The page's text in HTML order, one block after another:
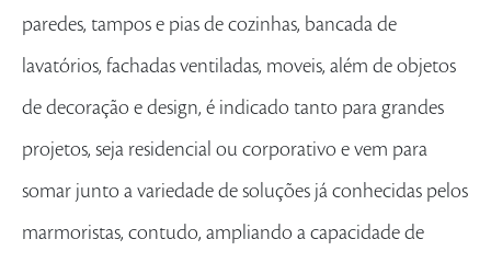
paredes, tampos e pias de cozinhas, bancada de
lavatórios, fachadas ventiladas, moveis, além de objetos
de decoração e design, é indicado tanto para grandes
projetos, seja residencial ou corporativo e vem para
somar junto a variedade de soluções já conhecidas pelos
marmoristas, contudo, ampliando a capacidade de